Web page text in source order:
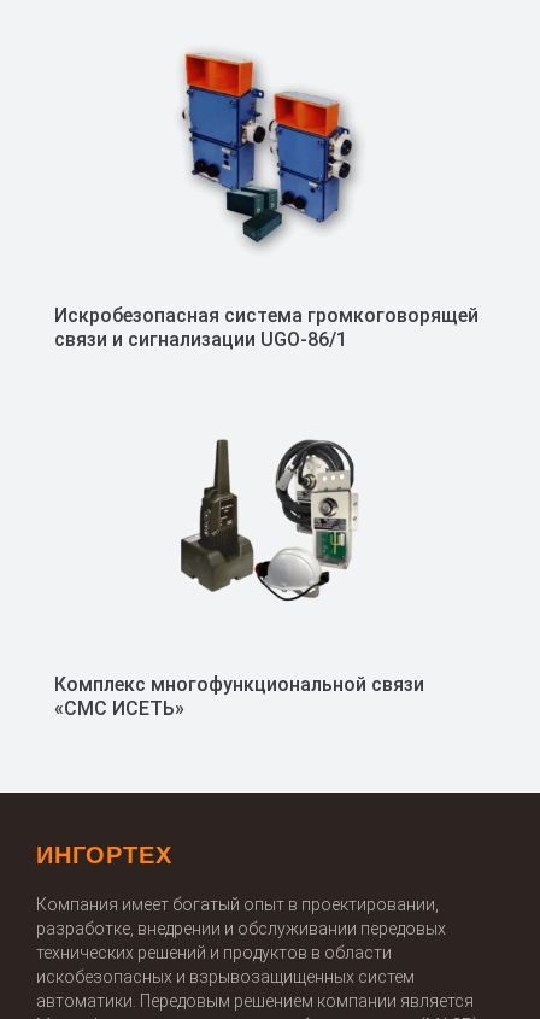
Искробезопасная система громкоговорящей
связи и сигнализации UGO-86/1
Комплекс многофункциональной связи
«СМС ИСЕТЬ»
ИНГОРТЕХ
Компания имеет богатый опыт в проектировании,
разработке, внедрении и обслуживании передовых
технических решений и продуктов в области
искобезопасных и взрывозащищенных систем
автоматики. Передовым решением компании является